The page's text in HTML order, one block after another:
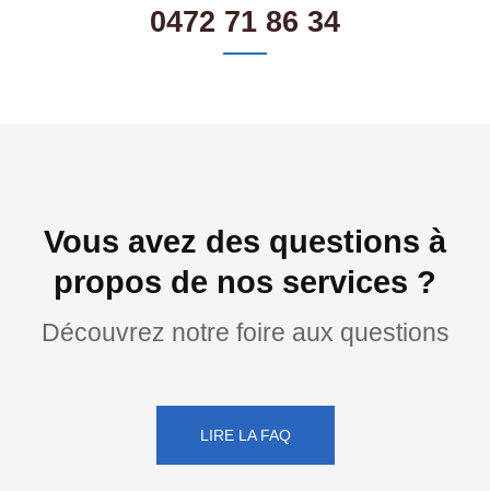
0472 71 86 34
Vous avez des questions à
propos de nos services ?
Découvrez notre foire aux questions
LIRE LA FAQ